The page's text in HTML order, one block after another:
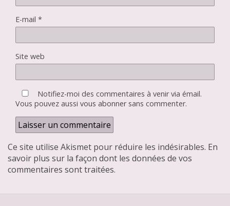
E-mail *
Site web
Notifiez-moi des commentaires à venir via émail.
Vous pouvez aussi vous abonnersans commenter.
Ce site utilise Akismet pour réduire les indésirables. En
savoir plus sur la façon dont les données de vos
commentaires sont traitées.